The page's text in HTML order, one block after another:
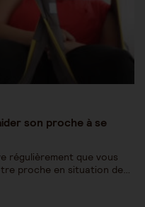
son proche à se
régulièrement que vous
proche en situation de…